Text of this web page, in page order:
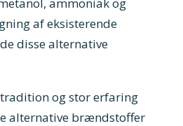
af eksisterende
disse alternative
og stor erfaring
alternative brændstoffer